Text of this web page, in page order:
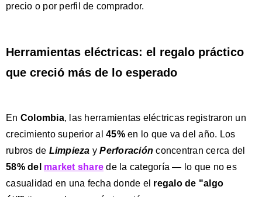
precio o por perfil de comprador.
Herramientas eléctricas: el regalo práctico
que creció más de lo esperado
En Colombia, las herramientas eléctricas registraron un
crecimiento superior al 45%en lo que va del año. Los
rubros de Limpieza yPerforaciónconcentran cerca del
58% del market share de la categoría — lo que no es
casualidad en una fecha donde el regalo de "algo